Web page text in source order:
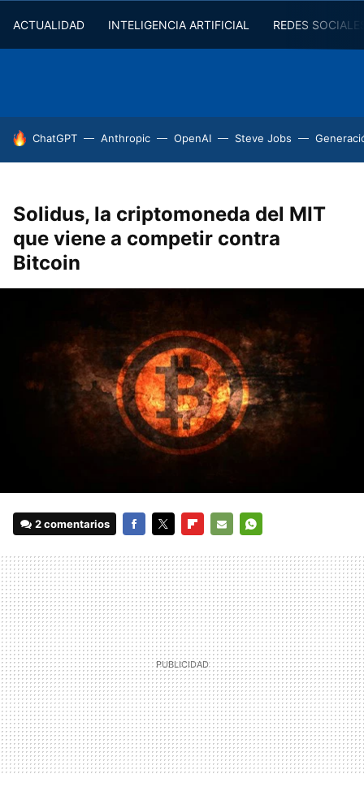
ACTUALIDAD INTELIGENCIA ARTIFICIAL REDES
HOY SE HABLA DE
ChatGPT Anthropic OpenAI Steve Jobs
Solidus, la criptomoneda del MIT
que viene a competir contra
Bitcoin
2 comentarios
MAIL